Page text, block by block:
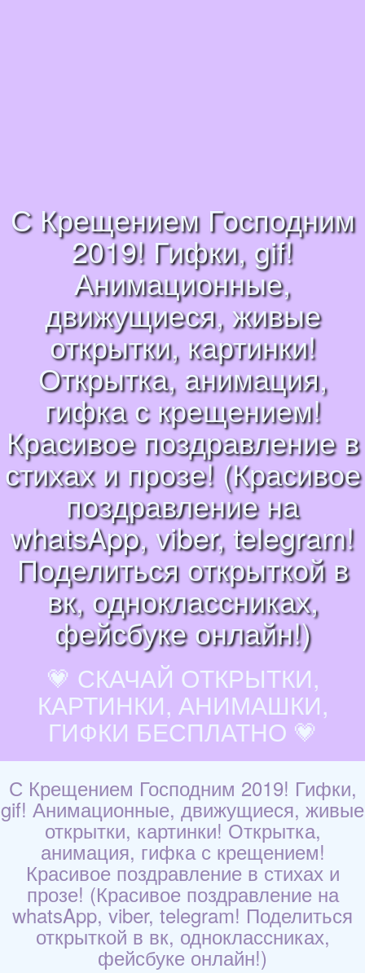
С Крещением Господним
2019! Гифки, gif!
Анимационные,
движущиеся, живые
открытки, картинки!
Открытка, анимация,
гифка с крещением!
Красивое поздравление в
стихах и прозе! (Красивое
поздравление на
whatsApp, viber, telegram!
Поделиться открыткой в
вк, одноклассниках,
фейсбуке онлайн!)
💗 СКАЧАЙ ОТКРЫТКИ,
КАРТИНКИ, АНИМАШКИ,
ГИФКИ БЕСПЛАТНО 💗
С Крещением Господним 2019! Гифки,
gif! Анимационные, движущиеся, живые
открытки, картинки! Открытка,
анимация, гифка с крещением!
Красивое поздравление в стихах и
прозе! (Красивое поздравление на
whatsApp, viber, telegram! Поделиться
открыткой в вк, одноклассниках,
фейсбуке онлайн!)